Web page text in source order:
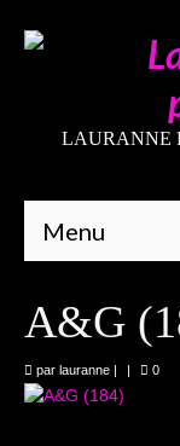
LAURANNE
Menu
Mariages
A&G
par lauranne | | 0